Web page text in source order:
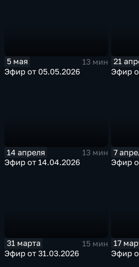
5 мая
13 мин
Эфир от 05.05.2026
21
Эфир
14 апреля
13 мин
Эфир от 14.04.2026
7
Эфир
31 марта
15 мин
Эфир от 31.03.2026
17
Эфир